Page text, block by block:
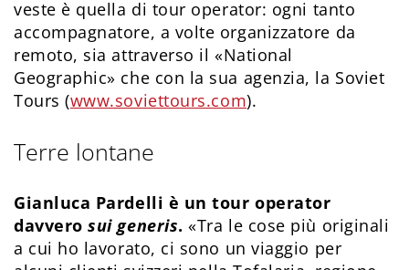
veste è quella di tour operator: ogni tanto
accompagnatore, a volte organizzatore da
remoto, sia attraverso il «National
Geographic» che con la sua agenzia, la Soviet
Tours (www.soviettours.com).
Terre lontane
Gianluca Pardelli è un tour operator
davverosui generis. «Tra le cose più originali
a cui ho lavorato, ci sono un viaggio per